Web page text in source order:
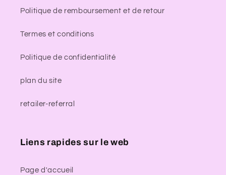
Politique de remboursement et de retour
Termes et conditions
Politique de confidentialité
plan du site
retailer-referral
Liens rapides sur le web
Page d'accueil